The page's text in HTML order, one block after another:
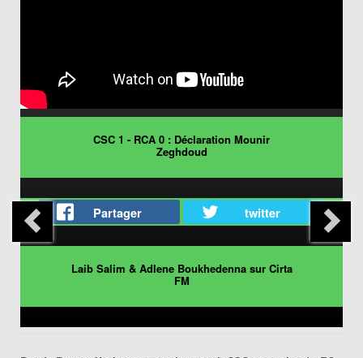
CSC 1 - RCA 0 : Déclaration Mounir
Zeghdoud
Partager twitter
Laib Salim & Adlene Boukhedenna sur Cirta
FM